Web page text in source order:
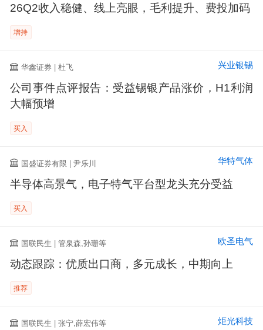
26Q2收入稳健、线上亮眼，毛利提升、费投加码
增持
华鑫证券 | 杜飞 兴业银锡
公司事件点评报告：受益锡银产品涨价，H1利润
大幅预增
买入
国盛证券有限 | 尹乐川 华特气体
半导体高景气，电子特气平台型龙头充分受益
买入
国联民生 | 管泉森,孙珊等 欧圣电气
动态跟踪：优质出口商，多元成长，中期向上
推荐
国联民生 | 张宁,薛宏伟等 炬光科技